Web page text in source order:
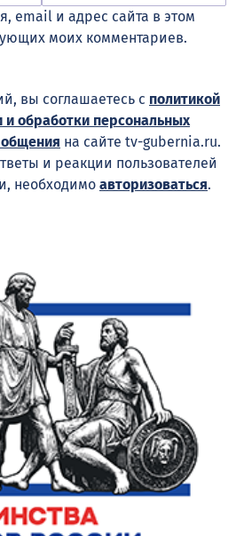
email и адрес сайта в этом
моих комментариев.
вы соглашаетесь с политикой
обработки персональных
на сайте tv-gubernia.ru.
и реакции пользователей
необходимо авторизоваться.